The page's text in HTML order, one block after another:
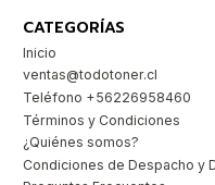
CATEGORÍAS
Inicio
ventas@todotoner.cl
Teléfono +56226958460
Términos y Condiciones
¿Quiénes somos?
Condiciones de Despacho y